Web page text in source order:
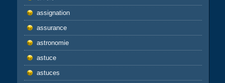
assignation
assurance
astronomie
astuce
astuces